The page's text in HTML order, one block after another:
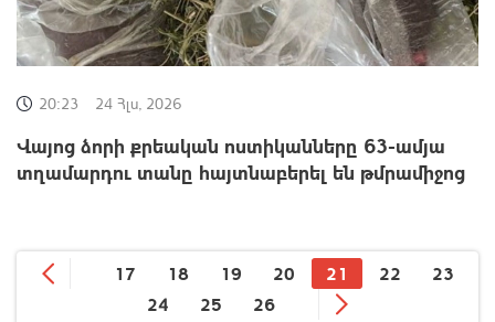
20:23 24 Հլս, 2026
Վայոց ձորի քրեական ոստիկանները 63-ամյա
տղամարդու տանը հայտնաբերել են թմրամիջոց
17 18 19 20 21 22
23
24
25 26